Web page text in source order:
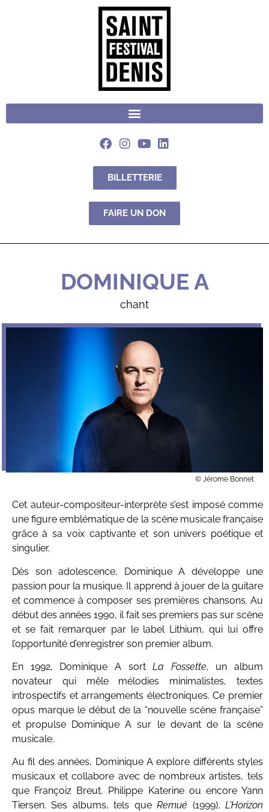
BILLETTERIE
FAIRE UN DON
DOMINIQUE A
chant
© Jérome Bonnet
Cet auteur-compositeur-interprète s’est imposé comme
une figure emblématique de la scène musicale française
grâce à sa voix captivante et son univers poétique et
singulier.
Dès son adolescence, Dominique A développe une
passion pour la musique. Il apprend à jouer de la guitare
et commence à composer ses premières chansons. Au
début des années 1990, il fait ses premiers pas sur scène
et se fait remarquer par le label Lithium, qui lui offre
l’opportunité d’enregistrer son premier album.
En 1992, Dominique A sortLa Fossette, un album
novateur qui mêle mélodies minimalistes, textes
introspectifs et arrangements électroniques. Ce premier
opus marque le début de la “nouvelle scène française”
et propulse Dominique A sur le devant de la scène
musicale.
Au fil des années, Dominique A explore différents styles
musicaux et collabore avec de nombreux artistes, tels
que Françoiz Breut, Philippe Katerine ou encore Yann
Tiersen. Ses albums, tels queRemué (1999), L’Horizon